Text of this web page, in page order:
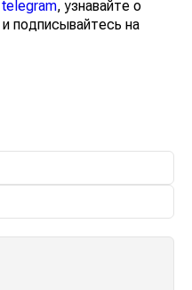
telegram, узнавайте о
и подписывайтесь на